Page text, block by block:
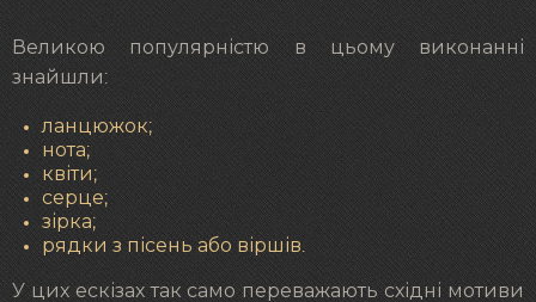
Великою популярністю в цьому виконанні
знайшли:
ланцюжок;
нота;
квіти;
серце;
зірка;
рядки з пісень або віршів.
У цих ескізах так само переважають східні мотиви